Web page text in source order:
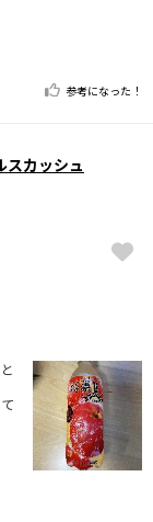
参考になった！
スカッシュ